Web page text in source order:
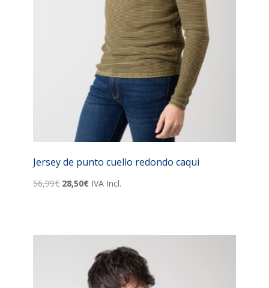
Jersey de punto cuello redondo caqui
56,99€ El
56,99€.
28,50€El
28,50€.
IVA Incl.